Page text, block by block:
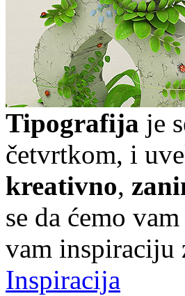
Tipografija je
četvrtkom, i
kreativno,
se da ćemo
vam inspiraciju
Inspiracija